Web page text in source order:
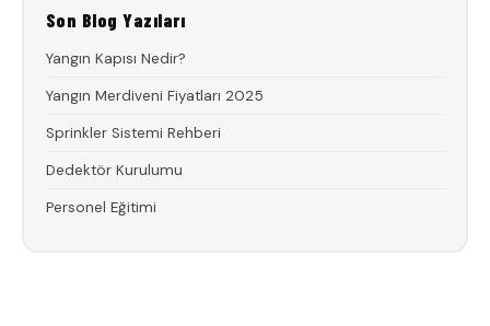
Son Blog Yazıları
Yangın Kapısı Nedir?
Yangın Merdiveni Fiyatları 2025
Sprinkler Sistemi Rehberi
Dedektör Kurulumu
Personel Eğitimi